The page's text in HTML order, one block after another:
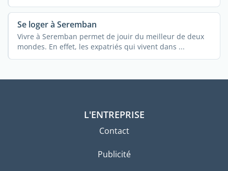
Se loger à Seremban
Vivre à Seremban permet de jouir du meilleur de deux
mondes. En effet, les expatriés qui vivent dans ...
L'ENTREPRISE
Contact
Publicité